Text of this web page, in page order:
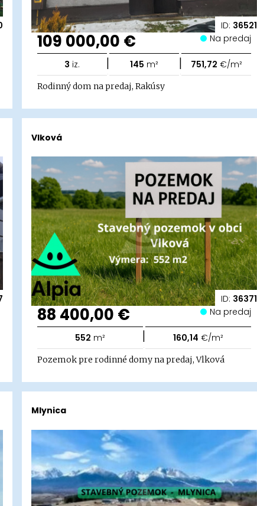
ID: 36521
109 000,00 € Na predaj
3 iz. | 145 m² | 751,72 €/m²
Rodinný dom na predaj, Rakúsy
ID: 36371
Vlková
88 400,00 € Na predaj
552 m² | 160,14 €/m²
Pozemok pre rodinné domy na predaj, Vlková
Mlynica